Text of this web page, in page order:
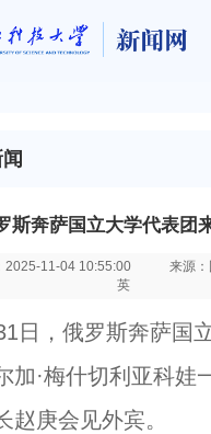
斯奔萨国立大学代表团
2025-11-04 10:55:00
来源
英
日，俄罗斯奔萨国
加·梅什切利亚科娃
赵庚会见外宾。